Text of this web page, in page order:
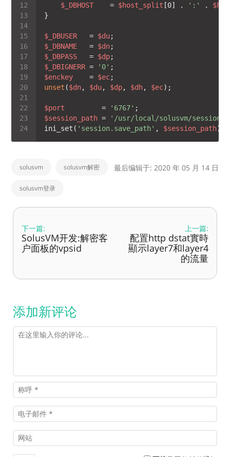
$_DBHOST
    =
$host_split [0] . ':' .
$_DBUSER
   =
$du
$_DBNAME
   =
$dn
$_DBPASS
   =
$dp
$_DBIGNERR = '0'
$enckey
    =
$ec
unset ($dn, $du, $dp, $dh, $ec
$port
         =
'6767'
$session_path =
'/usr/local/solusvm/
ini_set( 'session.save_path' , $session_path
solusvm solusvm解密
solusvm登录
最后编辑于: 2020 年 05 月 14 日
下一篇:
SolusVM开发:解密客
户面板的vpsid
上一篇:
配置http dstat實時
顯示layer7和layer4
的流量
添加新评论